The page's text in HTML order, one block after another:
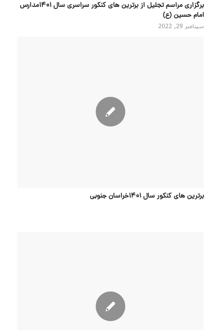
برگزاری مراسم تجلیل از برترین های کنکور سراسری سال ۱۴۰۱مدارس
امام حسین (ع)
سپتامبر 29, 2022
برترین های کنکور سال 1401خراسان جنوبی